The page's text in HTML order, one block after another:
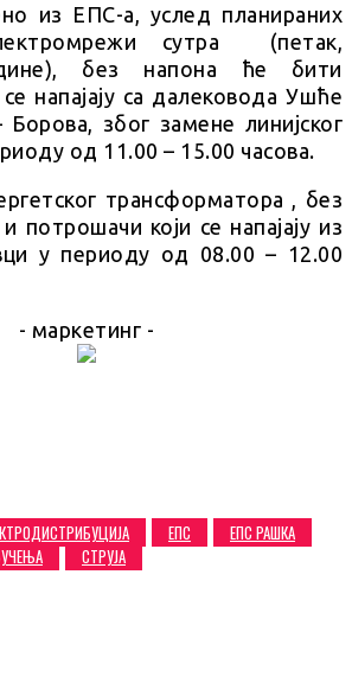
из ЕПС-а, услед планираних
сутра (петак,
без напона ће бити
напајају са далековода Ушће
због замене линијског
од 11.00 – 15.00 часова.
трансформатора , без
потрошачи који се напајају из
у периоду од 08.00 – 12.00
- маркетинг -
ЕПС
ЕПС РАШКА
СТРУЈА